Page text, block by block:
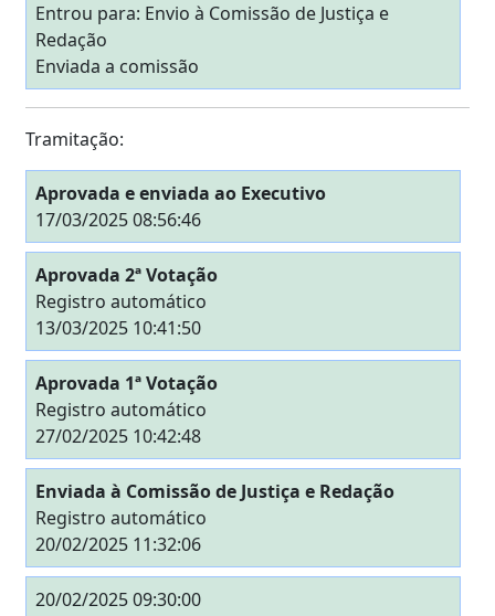
Entrou para: Envio à Comissão de Justiça e
Redação
Enviada a comissão
Tramitação:
Aprovada e enviada ao Executivo
17/03/2025 08:56:46
Aprovada 2ª Votação
Registro automático
13/03/2025 10:41:50
Aprovada 1ª Votação
Registro automático
27/02/2025 10:42:48
Enviada à Comissão de Justiça e Redação
Registro automático
20/02/2025 11:32:06
20/02/2025 09:30:00